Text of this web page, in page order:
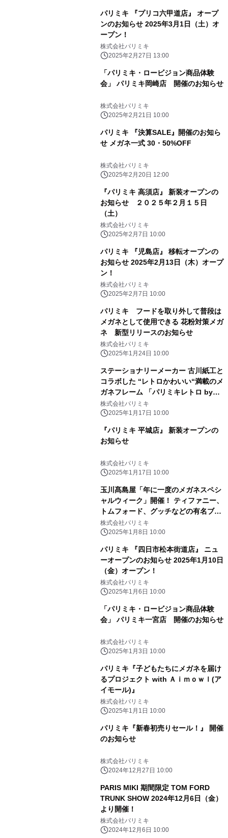
パリミキ 『プリコ六甲道店』 オープ
ンのお知らせ 2025年3月1日（土）オ
ープン！
株式会社パリミキ
2025年2月27日 13:00
「パリミキ・ロービジョン商品体験
会」 パリミキ岡崎店 開催のお知らせ
株式会社パリミキ
2025年2月21日 10:00
パリミキ 『決算SALE』開催のお知ら
せ メガネ一式 30・50%OFF
株式会社パリミキ
2025年2月20日 12:00
『パリミキ 高須店』 新装オープンの
お知らせ ２０２５年２月１５日
（土）
株式会社パリミキ
2025年2月7日 10:00
パリミキ 『児島店』 移転オープンの
お知らせ 2025年2月13日（木）オープ
ン！
株式会社パリミキ
2025年2月7日 10:00
パリミキ フードを取り外して普段は
メガネとして使用できる 花粉対策メガ
ネ 新型リリースのお知らせ
株式会社パリミキ
2025年1月24日 10:00
ステーショナリーメーカー 古川紙工と
コラボした “レトロかわいい“満載のメ
ガネフレーム 「パリミキレトロ by
FURUKAWASHIKO」を発売！
株式会社パリミキ
2025年1月17日 10:00
『パリミキ 平城店』 新装オープンの
お知らせ
株式会社パリミキ
2025年1月17日 10:00
玉川髙島屋「年に一度のメガネスペシ
ャルウィーク」開催！ ティファニー、
トムフォード、グッチなどの有名ブラ
ンドや カーニー、ラインアートなどジ
ャパンブランドが大集合！
株式会社パリミキ
2025年1月8日 10:00
パリミキ 『四日市松本街道店』 ニュ
ーオープンのお知らせ 2025年1月10日
（金）オープン！
株式会社パリミキ
2025年1月6日 10:00
「パリミキ・ロービジョン商品体験
会」 パリミキ一宮店 開催のお知らせ
株式会社パリミキ
2025年1月3日 10:00
パリミキ『子どもたちにメガネを届け
るプロジェクト with Ａｉｍｏｗｌ(ア
イモール)』
株式会社パリミキ
2025年1月1日 10:00
パリミキ『新春初売りセール！』 開催
のお知らせ
株式会社パリミキ
2024年12月27日 10:00
PARIS MIKI 期間限定 TOM FORD
TRUNK SHOW 2024年12月6日（金）
より開催！
株式会社パリミキ
2024年12月6日 10:00